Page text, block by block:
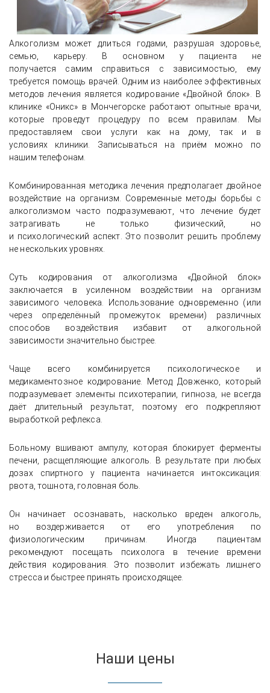
Алкоголизм может длиться годами, разрушая здоровье,
семью, карьеру. В основном у пациента не
получается самим справиться с зависимостью, ему
требуется помощь врачей. Одним из наиболее эффективных
методов лечения является кодирование «Двойной блок». В
клинике «Оникс» в Мончегорске работают опытные врачи,
которые проведут процедуру по всем правилам. Мы
предоставляем свои услуги как на дому, так и в
условиях клиники. Записываться на приём можно по
нашим телефонам.
Комбинированная методика лечения предполагает двойное
воздействие на организм. Современные методы борьбы с
алкоголизмом часто подразумевают, что лечение будет
затрагивать не только физический, но
и психологический аспект. Это позволит решить проблему
не нескольких уровнях.
Суть кодирования от алкоголизма «Двойной блок»
заключается в усиленном воздействии на организм
зависимого человека. Использование одновременно (или
через определённый промежуток времени) различных
способов воздействия избавит от алкогольной
зависимости значительно быстрее.
Чаще всего комбинируется психологическое и
медикаментозное кодирование. Метод Довженко, который
подразумевает элементы психотерапии, гипноза, не всегда
даёт длительный результат, поэтому его подкрепляют
выработкой рефлекса.
Больному вшивают ампулу, которая блокирует ферменты
печени, расщепляющие алкоголь. В результате при любых
дозах спиртного у пациента начинается интоксикация:
рвота, тошнота, головная боль.
Он начинает осознавать, насколько вреден алкоголь,
но воздерживается от его употребления по
физиологическим причинам. Иногда пациентам
рекомендуют посещать психолога в течение времени
действия кодирования. Это позволит избежать лишнего
стресса и быстрее принять происходящее.
Наши цены